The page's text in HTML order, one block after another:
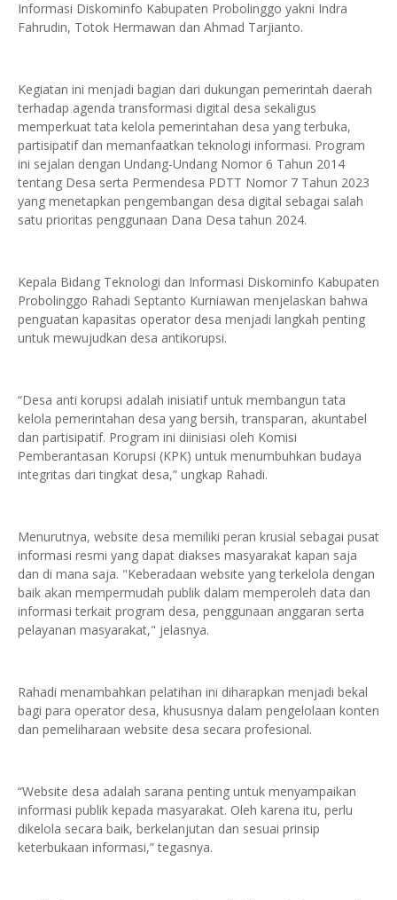
Informasi Diskominfo Kabupaten Probolinggo yakni Indra
Fahrudin, Totok Hermawan dan Ahmad Tarjianto.
Kegiatan ini menjadi bagian dari dukungan pemerintah daerah
terhadap agenda transformasi digital desa sekaligus
memperkuat tata kelola pemerintahan desa yang terbuka,
partisipatif dan memanfaatkan teknologi informasi. Program
ini sejalan dengan Undang-Undang Nomor 6 Tahun 2014
tentang Desa serta Permendesa PDTT Nomor 7 Tahun 2023
yang menetapkan pengembangan desa digital sebagai salah
satu prioritas penggunaan Dana Desa tahun 2024.
Kepala Bidang Teknologi dan Informasi Diskominfo Kabupaten
Probolinggo Rahadi Septanto Kurniawan menjelaskan bahwa
penguatan kapasitas operator desa menjadi langkah penting
untuk mewujudkan desa antikorupsi.
“Desa anti korupsi adalah inisiatif untuk membangun tata
kelola pemerintahan desa yang bersih, transparan, akuntabel
dan partisipatif. Program ini diinisiasi oleh Komisi
Pemberantasan Korupsi (KPK) untuk menumbuhkan budaya
integritas dari tingkat desa,” ungkap Rahadi.
Menurutnya, website desa memiliki peran krusial sebagai pusat
informasi resmi yang dapat diakses masyarakat kapan saja
dan di mana saja. "Keberadaan website yang terkelola dengan
baik akan mempermudah publik dalam memperoleh data dan
informasi terkait program desa, penggunaan anggaran serta
pelayanan masyarakat," jelasnya.
Rahadi menambahkan pelatihan ini diharapkan menjadi bekal
bagi para operator desa, khususnya dalam pengelolaan konten
dan pemeliharaan website desa secara profesional.
“Website desa adalah sarana penting untuk menyampaikan
informasi publik kepada masyarakat. Oleh karena itu, perlu
dikelola secara baik, berkelanjutan dan sesuai prinsip
keterbukaan informasi,” tegasnya.